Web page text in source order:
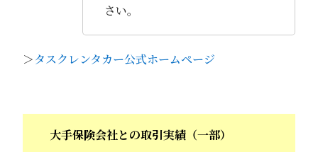
さい。
＞タスクレンタカー公式ホームページ
大手保険会社との取引実績（一部）